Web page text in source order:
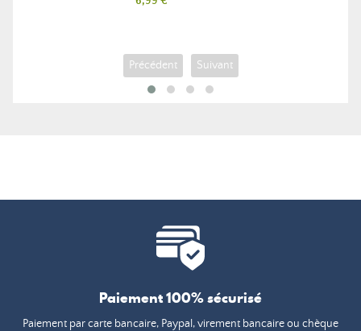
Précédent Suivant
Paiement 100% sécurisé
Paiement par carte bancaire, Paypal, virement bancaire ou chèque